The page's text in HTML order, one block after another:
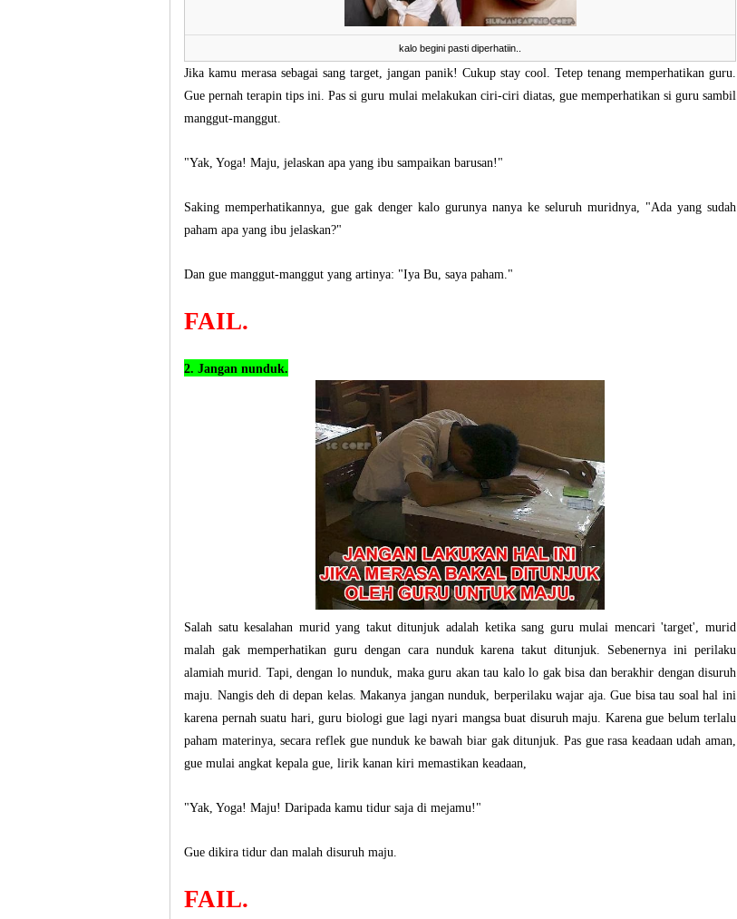
kalo begini pasti diperhatiin..
Jika kamu merasa sebagai sang target, jangan panik! Cukup stay cool. Tetep tenang memperhatikan guru.
Gue pernah terapin tips ini. Pas si guru mulai melakukan ciri-ciri diatas, gue memperhatikan si guru sambil
manggut-manggut.
"Yak, Yoga! Maju, jelaskan apa yang ibu sampaikan barusan!"
Saking memperhatikannya, gue gak denger kalo gurunya nanya ke seluruh muridnya, "Ada yang sudah
paham apa yang ibu jelaskan?"
Dan gue manggut-manggut yang artinya: "Iya Bu, saya paham."
FAIL.
2. Jangan nunduk.
Salah satu kesalahan murid yang takut ditunjuk adalah ketika sang guru mulai mencari 'target', murid
malah gak memperhatikan guru dengan cara nunduk karena takut ditunjuk. Sebenernya ini perilaku
alamiah murid. Tapi, dengan lo nunduk, maka guru akan tau kalo lo gak bisa dan berakhir dengan disuruh
maju. Nangis deh di depan kelas. Makanya jangan nunduk, berperilaku wajar aja. Gue bisa tau soal hal ini
karena pernah suatu hari, guru biologi gue lagi nyari mangsa buat disuruh maju. Karena gue belum terlalu
paham materinya, secara reflek gue nunduk ke bawah biar gak ditunjuk. Pas gue rasa keadaan udah aman,
gue mulai angkat kepala gue, lirik kanan kiri memastikan keadaan,
"Yak, Yoga! Maju! Daripada kamu tidur saja di mejamu!"
Gue dikira tidur dan malah disuruh maju.
FAIL.